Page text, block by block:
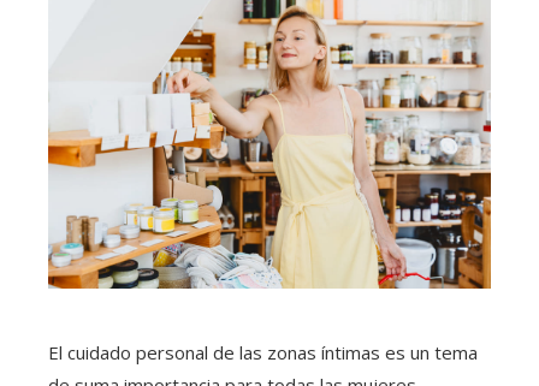
El cuidado personal de las zonas íntimas es un tema